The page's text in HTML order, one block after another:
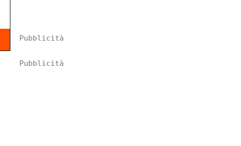
Pubblicità
Pubblicità